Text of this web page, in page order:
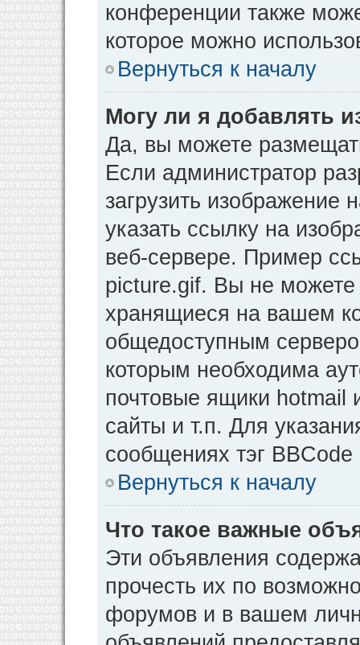
конференции также
которое можно
Вернуться к началу
Могу ли я добавлять
Да, вы можете
Если администратор
загрузить
указать ссылку на
веб-сервере. Пример
picture.gif. Вы не можете
хранящиеся на вашем
общедоступным
которым необходима
почтовые ящики
сайты и т.п. Для
сообщениях тэг BBCode
Вернуться к началу
Что такое важные
Эти объявления
прочесть их по
форумов и в вашем